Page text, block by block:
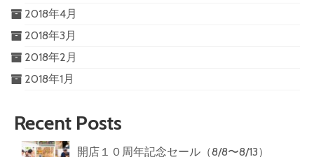
2018年4月
2018年3月
2018年2月
2018年1月
Recent Posts
開店１０周年記念セール（8/8〜8/13）